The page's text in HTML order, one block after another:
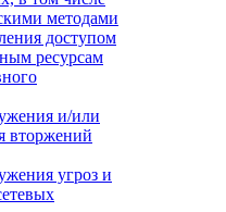
методами
доступом
ресурсам
и/или
вторжений
угроз и